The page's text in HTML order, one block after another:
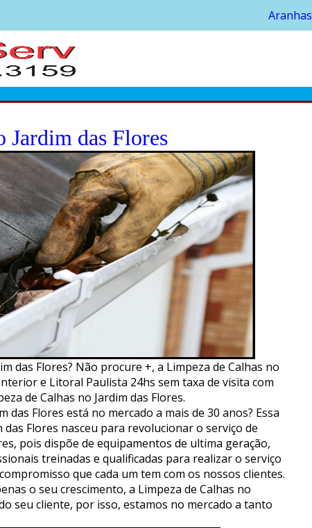
Aranhas
Jardim das Flores
das Flores? Não procure +, a Limpeza de Calhas no
e Litoral Paulista 24hs sem taxa de visita com
de Calhas no Jardim das Flores.
das Flores está no mercado a mais de 30 anos? Essa
das Flores nasceu para revolucionar o serviço de
pois dispõe de equipamentos de ultima geração,
treinadas e qualificadas para realizar o serviço
que cada um tem com os nossos clientes.
o seu crescimento, a Limpeza de Calhas no
seu cliente, por isso, estamos no mercado a tanto